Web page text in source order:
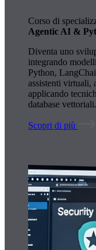
Corso di
Agentic AI &
Diventa uno
integrando
Python,
assistenti virtuali,
applicando
database vettoriali.
Scopri di più